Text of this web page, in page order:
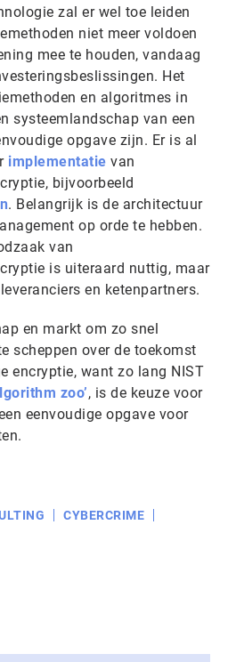
zal er wel toe leiden
niet meer voldoen
mee te houden, vandaag
Het
en algoritmes in
systeemlandschap van een
opgave zijn. Er is al
implementatie van
bijvoorbeeld
. Belangrijk is de architectuur
op orde te hebben.
van
is uiteraard nuttig, maar
en ketenpartners.
en markt om zo snel
scheppen over de toekomst
encryptie, want zo lang NIST
zoo’, is de keuze voor
eenvoudige opgave voor
CYBERCRIME